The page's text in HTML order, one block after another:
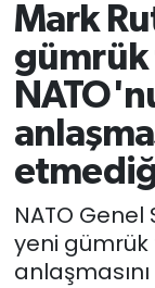
Mark
NATO
yeni gümrük
SİYASET
MAGAZİN
Son
Haber